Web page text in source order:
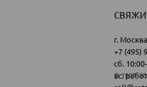
г.
+7 (495)
сб.
вс.
© 1997-